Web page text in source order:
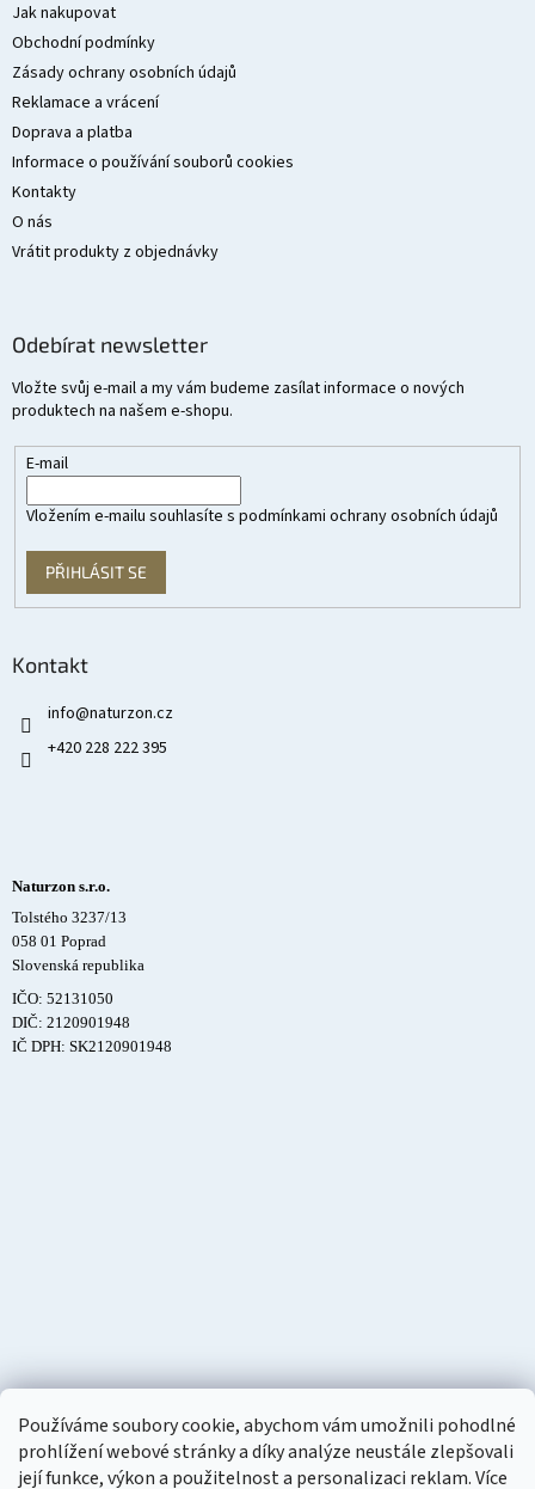
Používáme soubory cookie, abychom vám umožnili pohodlné
prohlížení webové stránky a díky analýze neustále zlepšovali
její funkce, výkon a použitelnost a personalizaci reklam. Více
Jak nakupovat
Obchodní podmínky
Zásady ochrany osobních údajů
Reklamace a vrácení
Doprava a platba
Informace o používání souborů cookies
Kontakty
O nás
Vrátit produkty z objednávky
Odebírat newsletter
Vložte svůj e-mail a my vám budeme zasílat informace o nových
produktech na našem e-shopu.
E-mail
Vložením e-mailu souhlasíte s podmínkami ochrany osobních údajů
PŘIHLÁSIT SE
Kontakt
info@naturzon.cz
+420 228 222 395
Naturzon s.r.o.
Tolstého 3237/13
058 01 Poprad
Slovenská republika
IČO: 52131050
DIČ: 2120901948
IČ DPH: SK2120901948